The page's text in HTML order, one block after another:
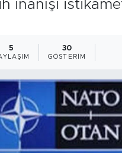
inanışı
5 30
GÖSTERIM